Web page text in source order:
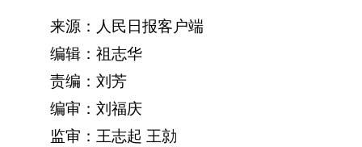
来源：人民日报客户端
编辑：祖志华
责编：刘芳
编审：刘福庆
监审：王志起 王勍